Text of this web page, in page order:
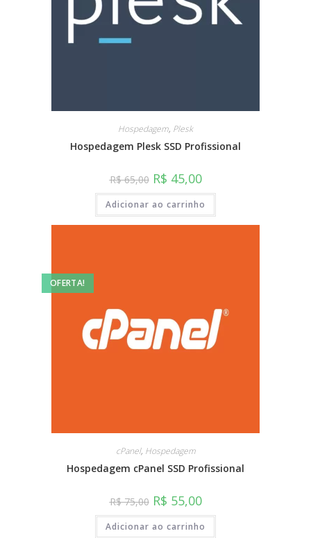
Hospedagem, Plesk
Hospedagem Plesk SSD Profissional
R$65,00 R$ 45,00
Adicionar ao carrinho
OFERTA!
cPanel, Hospedagem
Hospedagem cPanel SSD Profissional
R$75,00 R$ 55,00
Adicionar ao carrinho